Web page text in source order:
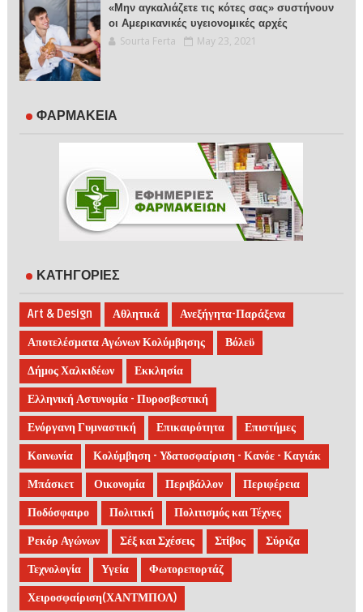
«Μην αγκαλιάζετε τις κότες σας» συστήνουν
οι Αμερικανικές υγειονομικές αρχές
Sourta Ferta May 23, 2021
ΦΑΡΜΑΚΕΙΑ
ΚΑΤΗΓΟΡΙΕΣ
Art & Design Αθλητικά Ανεξήγητα-Παράξενα
Αποτελέσματα Αγώνων Κολύμβησης Βόλεϋ
Δήμος Χαλκιδέων Εκκλησία
Ελληνική Αστυνομία - Πυροσβεστική
Ενόργανη Γυμναστική Επικαιρότητα Επιστήμες
Κοινωνία Κολύμβηση - Υδατοσφαίριση - Κανόε - Καγιάκ
Μπάσκετ Οικονομία Περιβάλλον Περιφέρεια
Ποδόσφαιρο Πολιτική Πολιτισμός και Τέχνες
Ρεκόρ Αγώνων Σέξ και Σχέσεις Στίβος Σύριζα
Τεχνολογία Υγεία Φωτορεπορτάζ
Χειροσφαίριση(ΧΑΝΤΜΠΟΛ)